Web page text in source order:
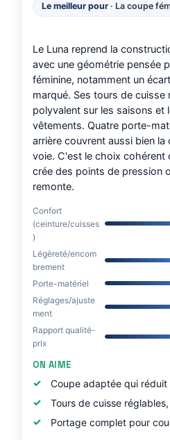
Le meilleur pour · La coupe
Le Luna reprend la
avec une géométrie pensée
féminine, notamment un
marqué. Ses tours de cuisse
polyvalent sur les saisons et
vêtements. Quatre porte-
arrière couvrent aussi bien la
voie. C'est le choix cohérent
crée des points de pression
remonte.
Confort
(ceinture/cuisses
)
Légèreté/encom
brement
Porte-matériel
Réglages/ajuste
ment
Rapport qualité-
prix
ON AIME
Coupe adaptée qui
Tours de cuisse
Portage complet pour